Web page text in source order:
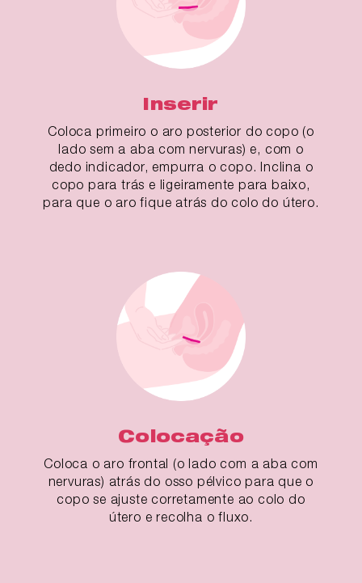
Inserir
Coloca primeiro o aro posterior do copo (o
lado sem a aba com nervuras) e, com o
dedo indicador, empurra o copo. Inclina o
copo para trás e ligeiramente para baixo,
para que o aro fique atrás do colo do útero.
Colocação
Coloca o aro frontal (o lado com a aba com
nervuras) atrás do osso pélvico para que o
copo se ajuste corretamente ao colo do
útero e recolha o fluxo.